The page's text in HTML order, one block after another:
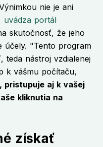
nie je ani
uvádza portál
skutočnosť, že jeho
účely. "Tento program
teda nástroj vzdialenej
k vášmu počítaču,
pristupuje aj k vašej
kliknutia na
získať